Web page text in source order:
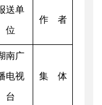
送单
位
作 者
南广
电视
台
集 体